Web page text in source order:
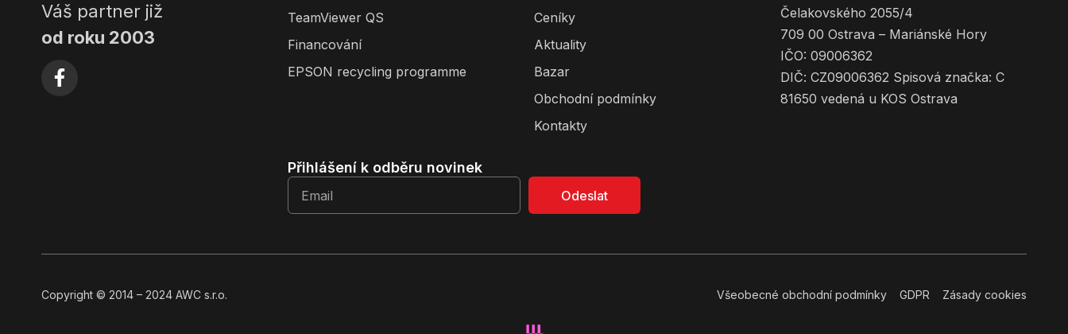
Váš partner již
od roku 2003
TeamViewer QS
Financování
EPSON recycling programme
Ceníky
Aktuality
Bazar
Obchodní podmínky
Kontakty
Čelakovského 2055/4
709 00 Ostrava – Mariánské Hory
IČO: 09006362
DIČ: CZ09006362 Spisová značka: C
81650 vedená u KOS Ostrava
Přihlášení k odběru novinek
Odeslat
Copyright © 2014 – 2024 AWC s.r.o. Všeobecné obchodní podmínky GDPR Zásady cookies